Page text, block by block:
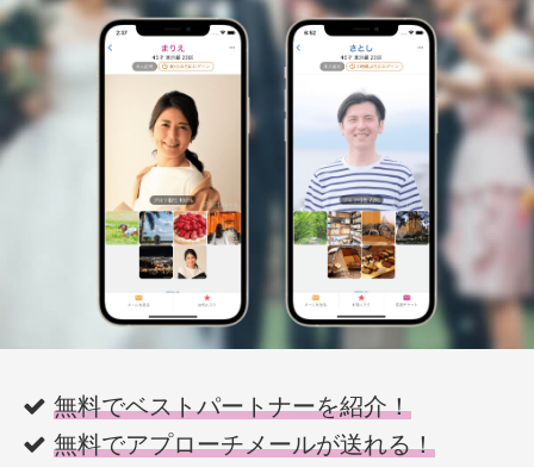
無料でベストパートナーを紹介！
無料でアプローチメールが送れる！